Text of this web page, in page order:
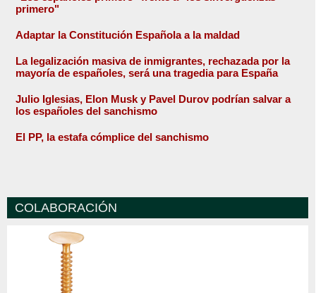
primero"
Adaptar la Constitución Española a la maldad
La legalización masiva de inmigrantes, rechazada por la
mayoría de españoles, será una tragedia para España
Julio Iglesias, Elon Musk y Pavel Durov podrían salvar a
los españoles del sanchismo
El PP, la estafa cómplice del sanchismo
COLABORACIÓN